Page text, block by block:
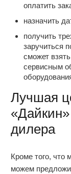
оплатить
назначить
получить
заручиться
сможет
сервисным
Лучшая
дилера
Кроме того, что
можем